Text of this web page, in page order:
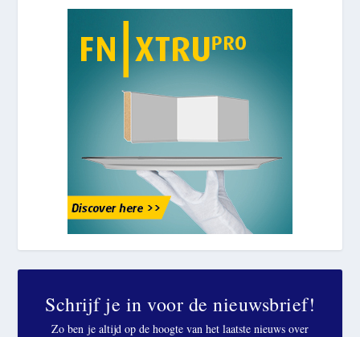
Schrijf je in voor de nieuwsbrief!
Zo ben je altijd op de hoogte van het laatste nieuws over